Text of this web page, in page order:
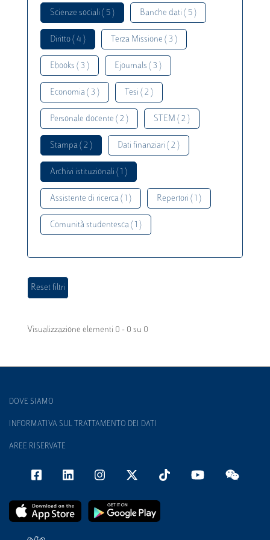
Scienze sociali ( 5 ) Banche dati ( 5 )
Diritto ( 4 ) Terza Missione ( 3 )
Ebooks ( 3 ) Ejournals ( 3 )
Economia ( 3 ) Tesi ( 2 )
Personale docente ( 2 ) STEM ( 2 )
Stampa ( 2 ) Dati finanziari ( 2 )
Archivi istituzionali ( 1 )
Assistente di ricerca ( 1 ) Repertori ( 1 )
Comunità studentesca ( 1 )
Visualizzazione elementi 0 - 0 su 0
DOVE SIAMO
INFORMATIVA SUL TRATTAMENTO DEI DATI
AREE RISERVATE